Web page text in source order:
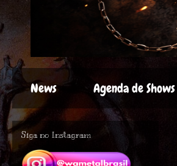
News Agenda de Shows
Siga no Instagram